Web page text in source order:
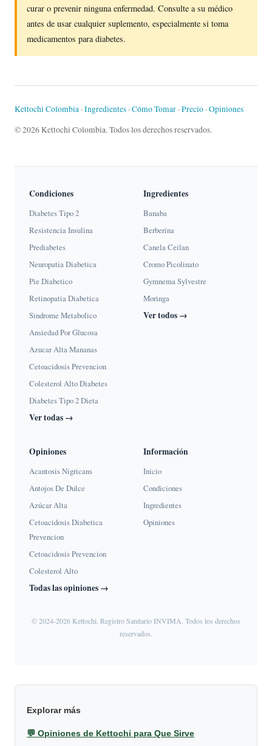
curar o prevenir ninguna enfermedad. Consulte a su médico
antes de usar cualquier suplemento, especialmente si toma
medicamentos para diabetes.
Kettochi Colombia ·Ingredientes ·Cómo Tomar ·Precio ·Opiniones
© 2026 Kettochi Colombia. Todos los derechos reservados.
Condiciones
Diabetes Tipo 2
Resistencia Insulina
Prediabetes
Neuropatia Diabetica
Pie Diabetico
Retinopatia Diabetica
Sindrome Metabolico
Ansiedad Por Glucosa
Azucar Alta Mananas
Cetoacidosis Prevencion
Colesterol Alto Diabetes
Diabetes Tipo 2 Dieta
Ver todas →
Ingredientes
Banaba
Berberina
Canela Ceilan
Cromo Picolinato
Gymnema Sylvestre
Moringa
Ver todos →
Opiniones
Acantosis Nigricans
Antojos De Dulce
Azúcar Alta
Cetoacidosis Diabetica
Prevencion
Cetoacidosis Prevencion
Colesterol Alto
Todas las opiniones →
Información
Inicio
Condiciones
Ingredientes
Opiniones
© 2024-2026 Kettochi. Registro Sanitario INVIMA. Todos los derechos
reservados.
Explorar más
💬 Opiniones de Kettochi para Que Sirve